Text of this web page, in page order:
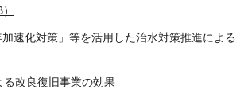
速化対策」等を活用した治水対策推進による
改良復旧事業の効果